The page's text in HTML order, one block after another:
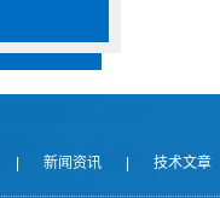
新闻资讯 技术文章